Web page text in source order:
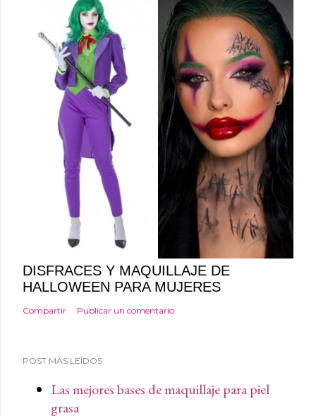
DISFRACES Y MAQUILLAJE DE
HALLOWEEN PARA MUJERES
Compartir Publicar un comentario
POST MÁS LEÍDOS
Las mejores bases de maquillaje para piel
grasa